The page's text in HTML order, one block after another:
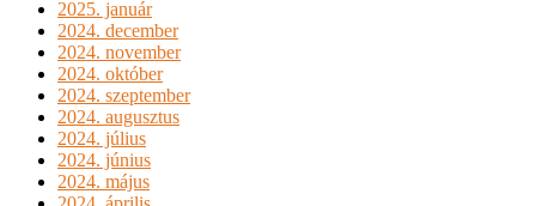
2025. január
2024. december
2024. november
2024. október
2024. szeptember
2024. augusztus
2024. július
2024. június
2024. május